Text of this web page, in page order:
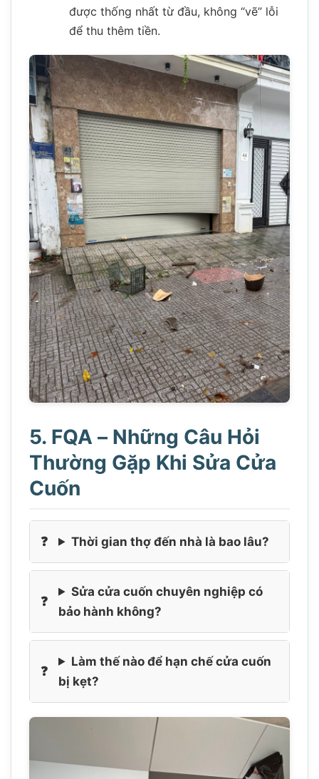
được thống nhất từ đầu, không “vẽ” lỗi
để thu thêm tiền.
5. FQA – Những Câu Hỏi
Thường Gặp Khi Sửa Cửa
Cuốn
Thời gian thợ đến nhà là bao lâu?
Sửa cửa cuốn chuyên nghiệp có
bảo hành không?
Làm thế nào để hạn chế cửa cuốn
bị kẹt?